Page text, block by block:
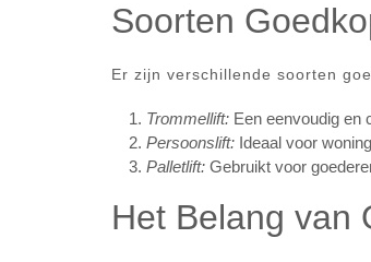
Soorten
Er zijn verschillende soorten
Trommellift: Een eenvoudig en
Persoonslift: Ideaal voor
Palletlift: Gebruikt voor
Het Belang van